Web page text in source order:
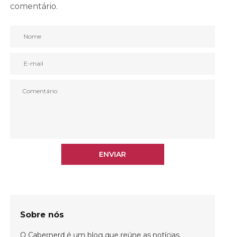
comentário.
ENVIAR
Sobre nós